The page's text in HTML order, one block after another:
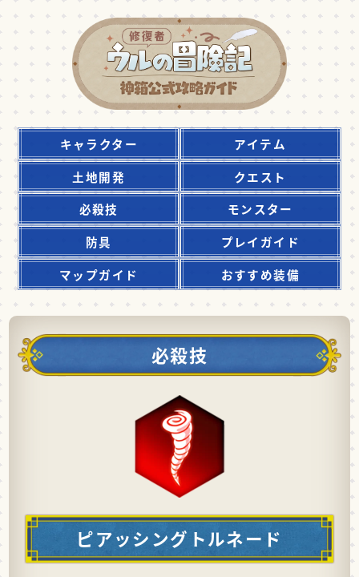
キャラクター
アイテム
土地開発
クエスト
必殺技
モンスター
防具
プレイガイド
マップガイド
おすすめ装備
必殺技
ピアッシングトルネード